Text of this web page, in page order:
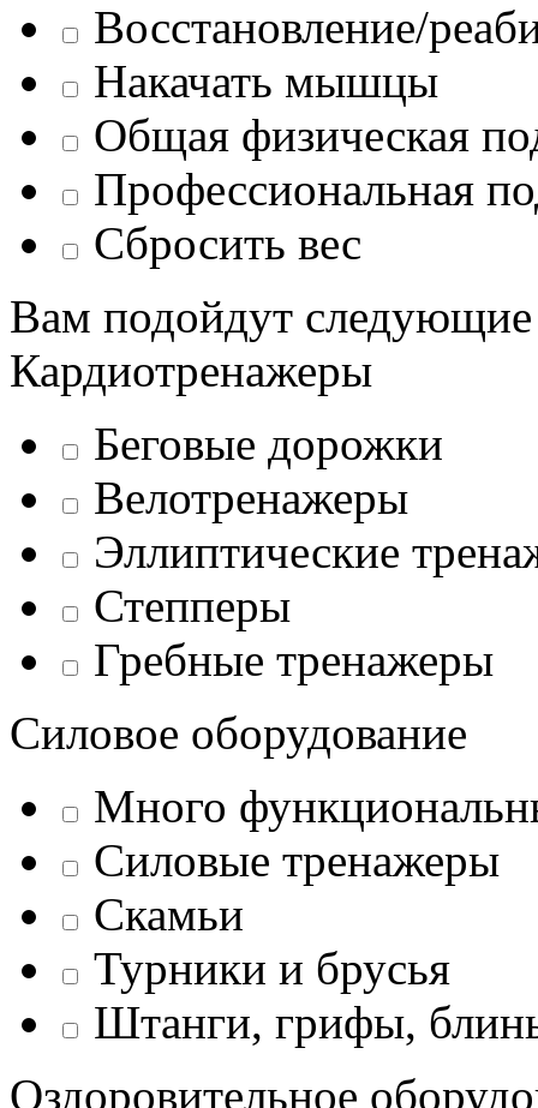
Восстановление/
Накачать мышцы
Общая физическая
Профессиональная
Сбросить вес
Вам подойдут
Кардиотренажеры
Беговые дорожки
Велотренажеры
Эллиптические
Степперы
Гребные тренажеры
Силовое оборудование
Много
Силовые тренажеры
Скамьи
Турники и брусья
Штанги, грифы,
Оздоровительное